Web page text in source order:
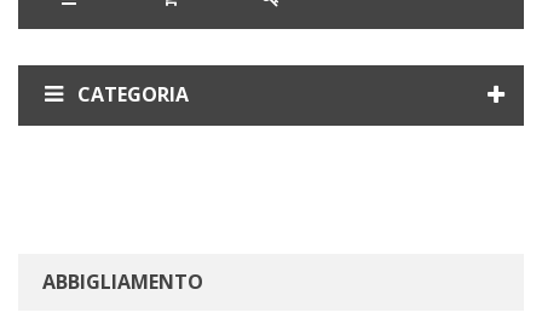
CATEGORIA
ABBIGLIAMENTO